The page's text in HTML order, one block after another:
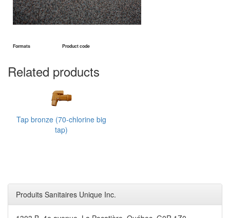
Formats Product code
Related products
Tap bronze (70-chlorine big
tap)
Produits Sanitaires Unique Inc.